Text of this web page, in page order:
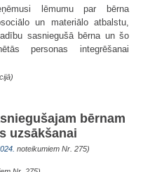
lēmumu par bērna
un materiālo atbalstu,
sasniegušā bērna un šo
personas integrēšanai
bērnam
uzsākšanai
noteikumiem Nr. 275)